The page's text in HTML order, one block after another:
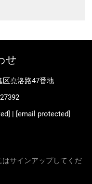
せ
区堯洛路47番地
| [email protected]
サインアップしてくだ